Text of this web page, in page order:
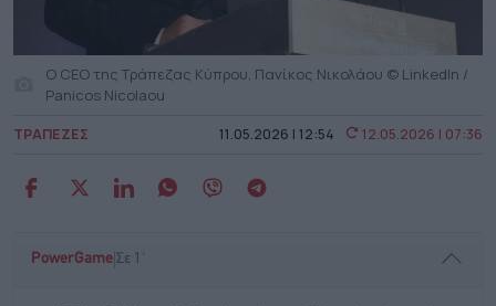
Ο CEO της Τράπεζας Κύπρου, Πανίκος Νικολάου © LinkedIn /
Panicos Nicolaou
ΤΡΑΠΕΖΕΣ 11.05.2026 | 12:54 12.05.2026 | 07:36
PowerGame Σε 1'